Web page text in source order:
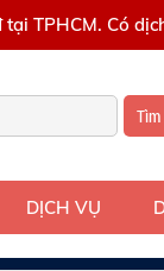
TPHCM. Có
Tìm
DỊCH VỤ